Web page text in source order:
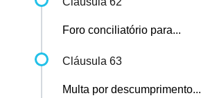
Foro conciliatório para...
Cláusula 63
Multa por descumprimento...